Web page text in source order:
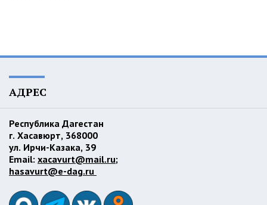
АДРЕС
Республика Дагестан
г. Хасавюрт, 368000
ул. Ирчи-Казака, 39
Email: xacavurt@mail.ru;
hasavurt@e-dag.ru